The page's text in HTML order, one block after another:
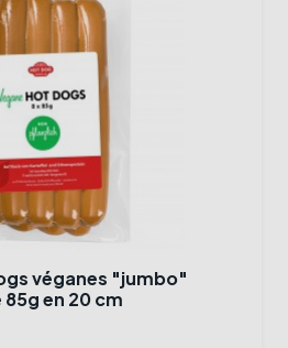
véganes "jumbo"
en 20 cm